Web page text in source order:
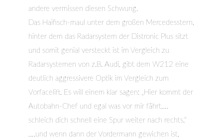
andere vermissen diesen Schwung.
Das Haifisch-maul unter dem großen Mercedesstern,
hinter dem das Radarsystem der Distronic Plus sitzt
und somit genial versteckt ist im Vergleich zu
Radarsystemen von z.B. Audi, gibt dem W212 eine
deutlich aggressivere Optik im Vergleich zum
Vorfacelift. Es will einem klar sagen: „Hier kommt der
Autobahn-Chef und egal was vor mir fährt….
schleich dich schnell eine Spur weiter nach rechts.“
….und wenn dann der Vordermann gewichen ist,